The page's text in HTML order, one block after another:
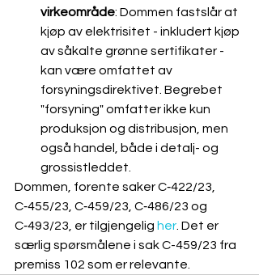
virkeområde: Dommen fastslår at
kjøp av elektrisitet - inkludert kjøp
av såkalte grønne sertifikater -
kan være omfattet av
forsyningsdirektivet. Begrebet
"forsyning" omfatter ikke kun
produksjon og distribusjon, men
også handel, både i detalj- og
grossistleddet.
Dommen, forente saker C‑422/23,
C‑455/23, C‑459/23, C‑486/23 og
C‑493/23, er tilgjengelig her . Det er
særlig spørsmålene i sak C-459/23 fra
premiss 102 som er relevante.